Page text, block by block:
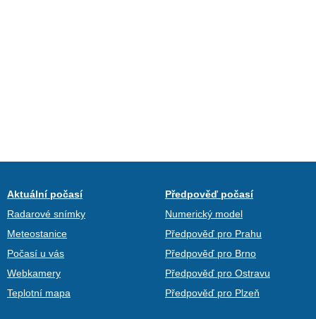
Aktuální počasí
Radarové snímky
Meteostanice
Počasí u vás
Webkamery
Teplotní mapa
Předpověď počasí
Numerický model
Předpověď pro Prahu
Předpověď pro Brno
Předpověď pro Ostravu
Předpověď pro Plzeň